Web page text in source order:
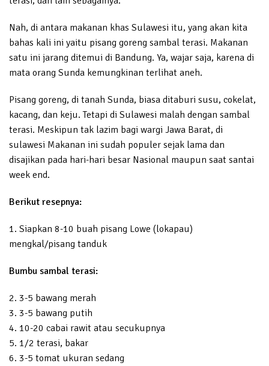
Nah, di antara makanan khas Sulawesi itu, yang akan kita
bahas kali ini yaitu pisang goreng sambal terasi. Makanan
satu ini jarang ditemui di Bandung. Ya, wajar saja, karena di
mata orang Sunda kemungkinan terlihat aneh.
Pisang goreng, di tanah Sunda, biasa ditaburi susu, cokelat,
kacang, dan keju. Tetapi di Sulawesi malah dengan sambal
terasi. Meskipun tak lazim bagi wargi Jawa Barat, di
sulawesi Makanan ini sudah populer sejak lama dan
disajikan pada hari-hari besar Nasional maupun saat santai
week end.
Berikut resepnya:
1. Siapkan 8-10 buah pisang Lowe (lokapau)
mengkal/pisang tanduk
Bumbu sambal terasi:
2. 3-5 bawang merah
3. 3-5 bawang putih
4. 10-20 cabai rawit atau secukupnya
5. 1/2 terasi, bakar
6. 3-5 tomat ukuran sedang